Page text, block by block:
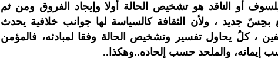
أو الناقد هو تشخيص الحالة أولا وإيجاد الفروق ومن ثم
بحِسّ جديد ، ولأن الثقافة كالسياسة لها جوانب خلافية يحدث
، كلُ يحاول تفسير وتشخيص الحالة وفقا لمبادئه، فالمؤمن
إيمانه، والملحد حسب إلحاده..وهكذا..